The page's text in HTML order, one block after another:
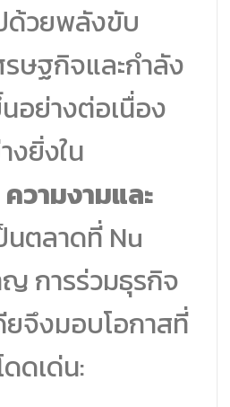
ด้วยพลังขับ
ษฐกิจและกำลัง
อย่างต่อเนื่อง
งยิ่งใน
ความงามและ
นตลาดที่ Nu
การร่วมธุรกิจ
ยจึงมอบโอกาสที่
ดเด่น: